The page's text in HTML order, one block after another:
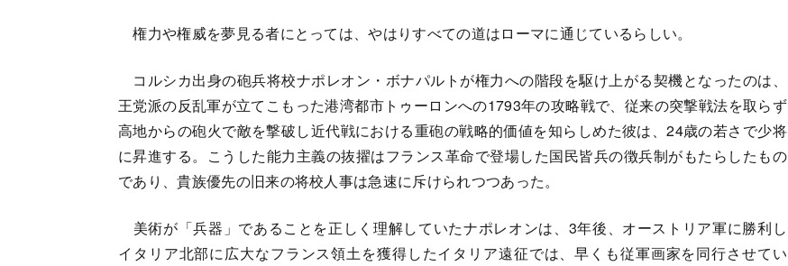
権力や権威を夢見る者にとっては、やはりすべての道はローマに通じているらしい。
コルシカ出身の砲兵将校ナポレオン・ボナパルトが権力への階段を駆け上がる契機となったのは、
王党派の反乱軍が立てこもった港湾都市トゥーロンへの1793年の攻略戦で、従来の突撃戦法を取らず
高地からの砲火で敵を撃破し近代戦における重砲の戦略的価値を知らしめた彼は、24歳の若さで少将
に昇進する。こうした能力主義の抜擢はフランス革命で登場した国民皆兵の徴兵制がもたらしたもの
であり、貴族優先の旧来の将校人事は急速に斥けられつつあった。
美術が「兵器」であることを正しく理解していたナポレオンは、3年後、オーストリア軍に勝利し
イタリア北部に広大なフランス領土を獲得したイタリア遠征では、早くも従軍画家を同行させてい